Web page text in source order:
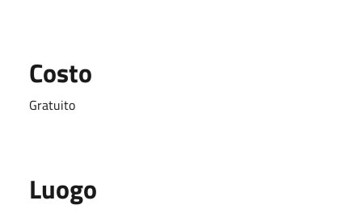
Costo
Gratuito
Luogo